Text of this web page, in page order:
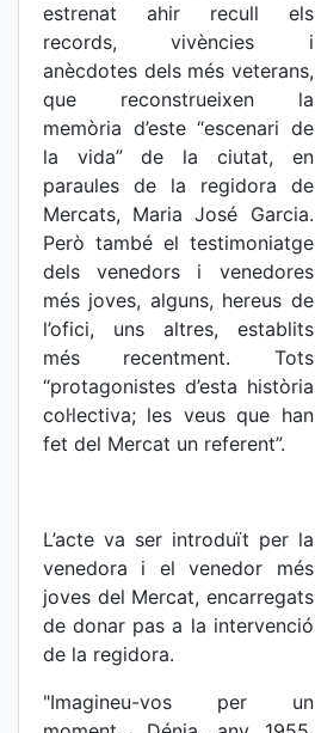
estrenat ahir recull els
records, vivències i
anècdotes dels més veterans,
que reconstrueixen la
memòria d’este “escenari de
la vida” de la ciutat, en
paraules de la regidora de
Mercats, Maria José Garcia.
Però també el testimoniatge
dels venedors i venedores
més joves, alguns, hereus de
l’ofici, uns altres, establits
més recentment. Tots
“protagonistes d’esta història
col·lectiva; les veus que han
fet del Mercat un referent”.
L’acte va ser introduït per la
venedora i el venedor més
joves del Mercat, encarregats
de donar pas a la intervenció
de la regidora.
"Imagineu-vos per un